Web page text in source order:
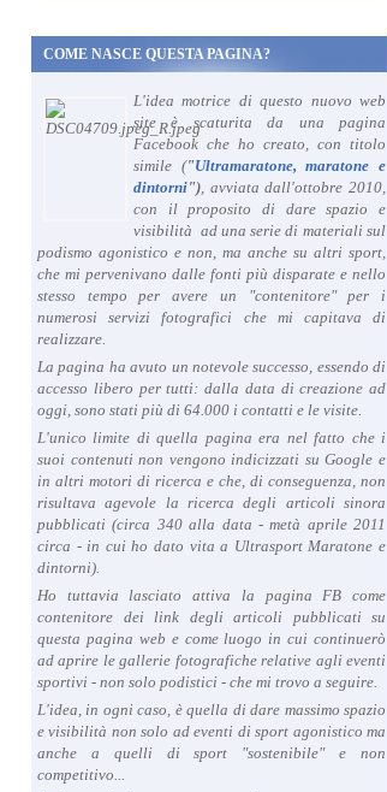
COME NASCE QUESTA PAGINA?
L'idea motrice di questo nuovo web
site è scaturita da una pagina
Facebook che ho creato, con titolo
simile ("Ultramaratone, maratone e
dintorni"), avviata dall'ottobre 2010,
con il proposito di dare spazio e
visibilità ad una serie di materiali sul
podismo agonistico e non, ma anche su altri sport,
che mi pervenivano dalle fonti più disparate e nello
stesso tempo per avere un "contenitore" per i
numerosi servizi fotografici che mi capitava di
realizzare.
La pagina ha avuto un notevole successo, essendo di
accesso libero per tutti: dalla data di creazione ad
oggi, sono stati più di 64.000 i contatti e le visite.
L'unico limite di quella pagina era nel fatto che i
suoi contenuti non vengono indicizzati su Google e
in altri motori di ricerca e che, di conseguenza, non
risultava agevole la ricerca degli articoli sinora
pubblicati (circa 340 alla data - metà aprile 2011
circa - in cui ho dato vita a Ultrasport Maratone e
dintorni).
Ho tuttavia lasciato attiva la pagina FB come
contenitore dei link degli articoli pubblicati su
questa pagina web e come luogo in cui continuerò
ad aprire le gallerie fotografiche relative agli eventi
sportivi - non solo podistici - che mi trovo a seguire.
L'idea, in ogni caso, è quella di dare massimo spazio
e visibilità non solo ad eventi di sport agonistico ma
anche a quelli di sport "sostenibile" e non
competitivo...